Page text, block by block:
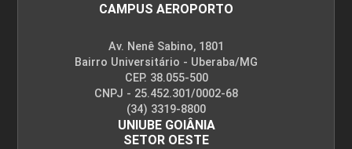
CAMPUS AEROPORTO
Av. Nenê Sabino, 1801
Bairro Universitário - Uberaba/MG
CEP. 38.055-500
CNPJ - 25.452.301/0002-68
(34) 3319-8800
UNIUBE GOIÂNIA
SETOR OESTE